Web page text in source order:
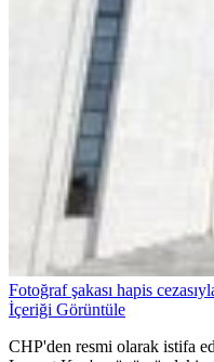
Fotoğraf şakası hapis
İçeriği Görüntüle
CHP'den resmi olarak istifa